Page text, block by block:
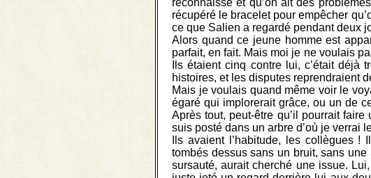
reconnaisse et qu’on ait des
récupéré le bracelet pour empêcher
ce que Salien a regardé pendant deux
Alors quand ce jeune homme est
parfait, en fait. Mais moi je ne voulais
Ils étaient cinq contre lui, c’était
histoires, et les disputes reprendraient
Mais je voulais quand même voir le
égaré qui implorerait grâce, ou un de
Après tout, peut-être qu’il pourrait
suis posté dans un arbre d’où je verrai
Ils avaient l’habitude, les collègues
tombés dessus sans un bruit, sans
sursauté, aurait cherché une issue.